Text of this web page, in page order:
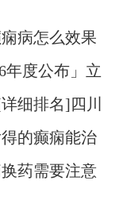
病怎么效果
年度公布」立
细排名]四川
的癫痫能治
药需要注意